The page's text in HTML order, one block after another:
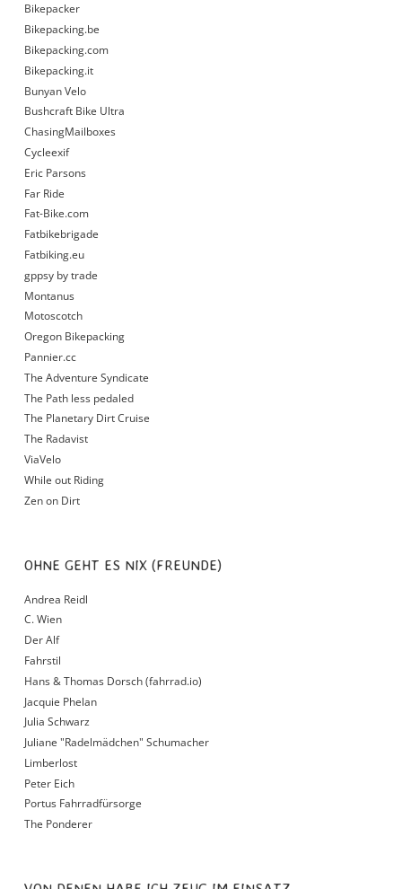
Bikepacker
Bikepacking.be
Bikepacking.com
Bikepacking.it
Bunyan Velo
Bushcraft Bike Ultra
ChasingMailboxes
Cycleexif
Eric Parsons
Far Ride
Fat-Bike.com
Fatbikebrigade
Fatbiking.eu
gppsy by trade
Montanus
Motoscotch
Oregon Bikepacking
Pannier.cc
The Adventure Syndicate
The Path less pedaled
The Planetary Dirt Cruise
The Radavist
ViaVelo
While out Riding
Zen on Dirt
OHNE GEHT ES NIX (FREUNDE)
Andrea Reidl
C. Wien
Der Alf
Fahrstil
Hans & Thomas Dorsch (fahrrad.io)
Jacquie Phelan
Julia Schwarz
Juliane "Radelmädchen" Schumacher
Limberlost
Peter Eich
Portus Fahrradfürsorge
The Ponderer